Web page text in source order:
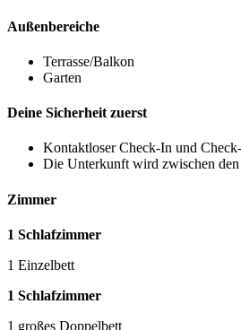
Außenbereiche
Terrasse/Balkon
Garten
Deine Sicherheit zuerst
Kontaktloser Check-In und
Die Unterkunft wird zwischen
Zimmer
1 Schlafzimmer
1 Einzelbett
1 Schlafzimmer
1 großes Doppelbett